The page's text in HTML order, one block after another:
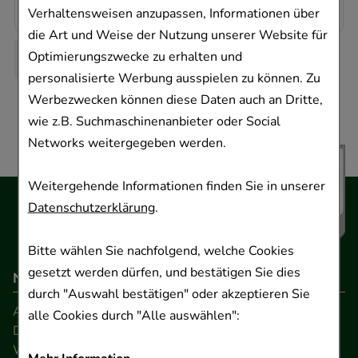
Verhaltensweisen anzupassen, Informationen über
die Art und Weise der Nutzung unserer Website für
Optimierungszwecke zu erhalten und
personalisierte Werbung ausspielen zu können. Zu
Werbezwecken können diese Daten auch an Dritte,
wie z.B. Suchmaschinenanbieter oder Social
Networks weitergegeben werden.
Weitergehende Informationen finden Sie in unserer
Datenschutzerklärung.
Bitte wählen Sie nachfolgend, welche Cookies
gesetzt werden dürfen, und bestätigen Sie dies
durch "Auswahl bestätigen" oder akzeptieren Sie
alle Cookies durch "Alle auswählen":
Navigation
AGB
Datenschutz
Widerrufsrecht